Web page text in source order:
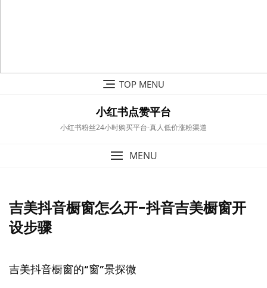
TOP MENU
小红书点赞平台
小红书粉丝24小时购买平台-真人低价涨粉渠道
MENU
吉美抖音橱窗怎么开-抖音吉美橱窗开
设步骤
吉美抖音橱窗的“窗”景探微